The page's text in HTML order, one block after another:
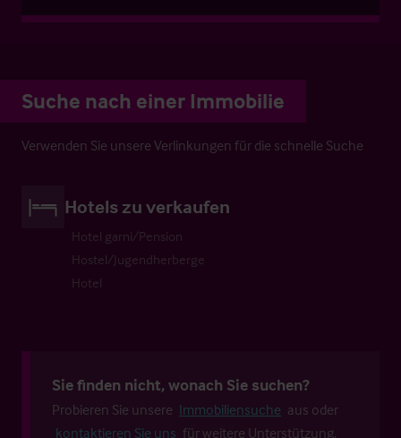
Suche nach einer Immobilie
Verwenden Sie unsere Verlinkungen für die schnelle Suche
Hotels zu verkaufen
Hotel garni/Pension
Hostel/Jugendherberge
Hotel
Sie finden nicht, wonach Sie suchen?
Probieren Sie unsere Immobiliensuche aus oder
kontaktieren Sie uns für weitere Unterstützung.